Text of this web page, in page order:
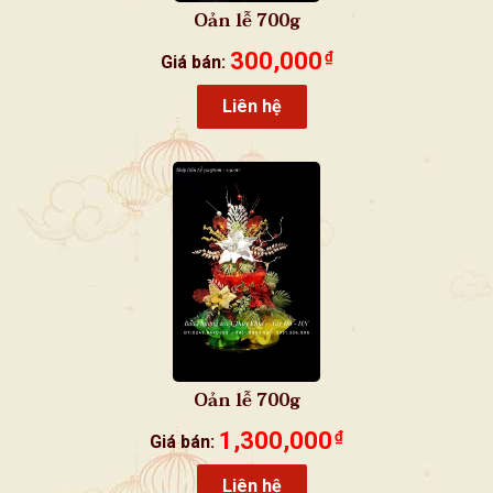
Oản lễ 700g
Giá bán: 300,000 ₫
Liên hệ
Oản lễ 700g
Giá bán: 1,300,000 ₫
Liên hệ